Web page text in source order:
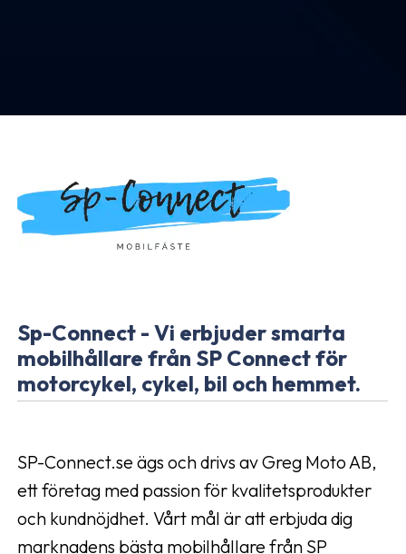
Sp-Connect - Vi erbjuder smarta
mobilhållare från SP Connect för
motorcykel, cykel, bil och hemmet.
SP-Connect.se ägs och drivs av Greg Moto AB,
ett företag med passion för kvalitetsprodukter
och kundnöjdhet. Vårt mål är att erbjuda dig
marknadens bästa mobilhållare från SP